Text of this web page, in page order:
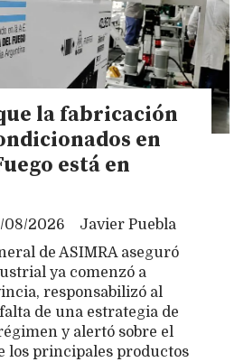
la fabricación
en
está en
Javier Puebla
08/2026
de ASIMRA aseguró
ya comenzó a
responsabilizó al
de una estrategia de
y alertó sobre el
los principales productos